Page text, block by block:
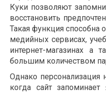
Куки позволяют
восстановить
Такая функция способна
медийных сервисах,
интернет-магазинах а
большим количеством
Однако персонализация
когда сайт